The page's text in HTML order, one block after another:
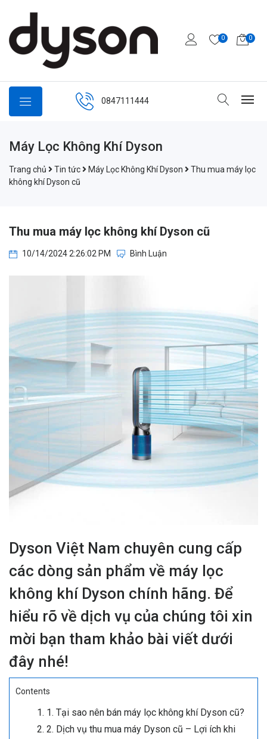
0 0
0847111444
Máy Lọc Không Khí Dyson
Trang chủ Tin tức Máy Lọc Không Khí Dyson
Thu mua máy lọc
không khí Dyson cũ
Thu mua máy lọc không khí Dyson cũ
10/14/2024 2:26:02 PM Bình Luận
Dyson Việt Nam chuyên cung cấp
các dòng sản phẩm về máy lọc
không khí Dyson chính hãng. Để
hiểu rõ về dịch vụ của chúng tôi xin
mời bạn tham khảo bài viết dưới
đây nhé!
Contents
1. Tại sao nên bán máy lọc không khí Dyson cũ?
2. Dịch vụ thu mua máy Dyson cũ – Lợi ích khi